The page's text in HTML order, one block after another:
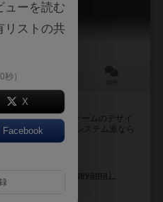
Meidou
賞おめでとう！
賞ゲーム。 このゲームのデザイ
に精通している！ システム派なら
...
影山 徹（Toru Kageyama）
ューを読む
リストの共
）
X
Facebook